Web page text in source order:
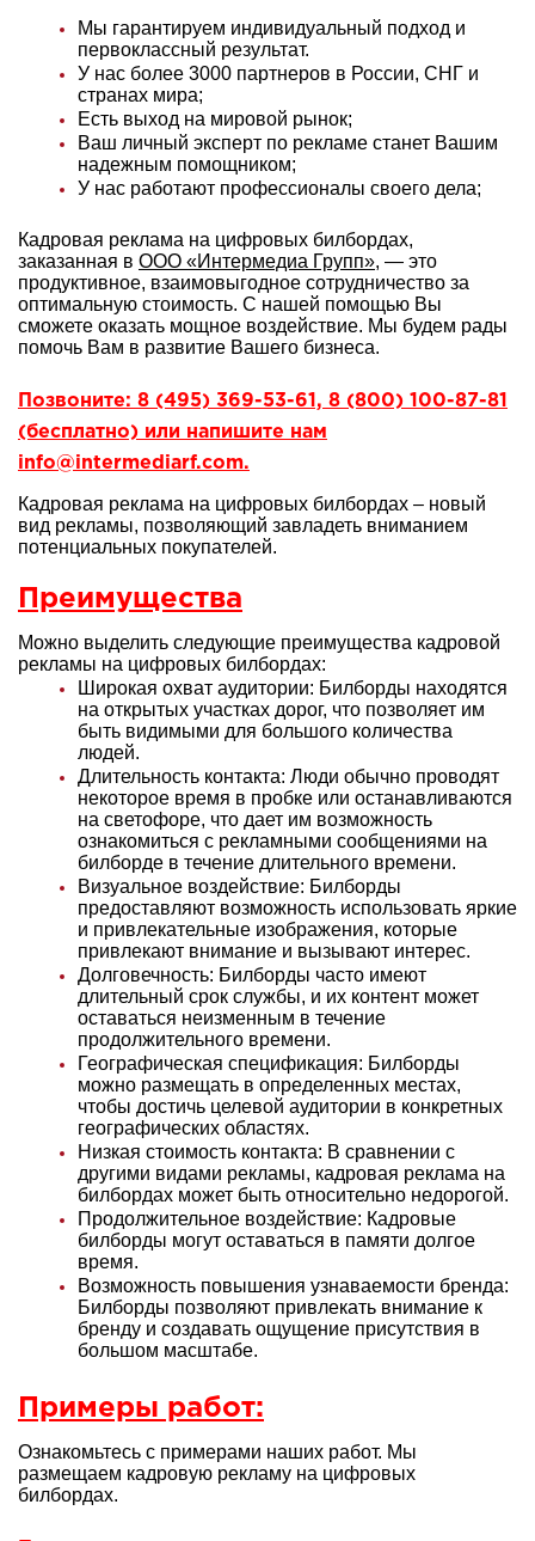
Мы гарантируем индивидуальный подход и
первоклассный результат.
У нас более 3000 партнеров в России, СНГ и
странах мира;
Есть выход на мировой рынок;
Ваш личный эксперт по рекламе станет Вашим
надежным помощником;
У нас работают профессионалы своего дела;
Кадровая реклама на цифровых билбордах,
заказанная в ООО «Интермедиа Групп», — это
продуктивное, взаимовыгодное сотрудничество за
оптимальную стоимость. С нашей помощью Вы
сможете оказать мощное воздействие. Мы будем рады
помочь Вам в развитие Вашего бизнеса.
Позвоните: 8 (495) 369-53-61, 8 (800) 100-87-81
(бесплатно) или напишите нам
info@intermediarf.com.
Кадровая реклама на цифровых билбордах – новый
вид рекламы, позволяющий завладеть вниманием
потенциальных покупателей.
Преимущества
Можно выделить следующие преимущества кадровой
рекламы на цифровых билбордах:
Широкая охват аудитории: Билборды находятся
на открытых участках дорог, что позволяет им
быть видимыми для большого количества
людей.
Длительность контакта: Люди обычно проводят
некоторое время в пробке или останавливаются
на светофоре, что дает им возможность
ознакомиться с рекламными сообщениями на
билборде в течение длительного времени.
Визуальное воздействие: Билборды
предоставляют возможность использовать яркие
и привлекательные изображения, которые
привлекают внимание и вызывают интерес.
Долговечность: Билборды часто имеют
длительный срок службы, и их контент может
оставаться неизменным в течение
продолжительного времени.
Географическая спецификация: Билборды
можно размещать в определенных местах,
чтобы достичь целевой аудитории в конкретных
географических областях.
Низкая стоимость контакта: В сравнении с
другими видами рекламы, кадровая реклама на
билбордах может быть относительно недорогой.
Продолжительное воздействие: Кадровые
билборды могут оставаться в памяти долгое
время.
Возможность повышения узнаваемости бренда:
Билборды позволяют привлекать внимание к
бренду и создавать ощущение присутствия в
большом масштабе.
Примеры работ:
Ознакомьтесь с примерами наших работ. Мы
размещаем кадровую рекламу на цифровых
билбордах.